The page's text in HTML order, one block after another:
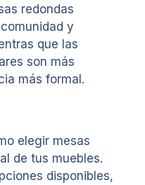
redondas
y
que las
son más
más formal.
elegir mesas
de tus muebles.
disponibles,